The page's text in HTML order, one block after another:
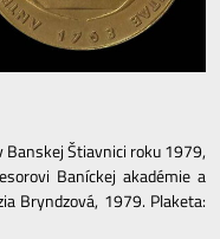
Banskej Štiavnici roku 1979,
Baníckej akadémie a
Bryndzová, 1979. Plaketa: